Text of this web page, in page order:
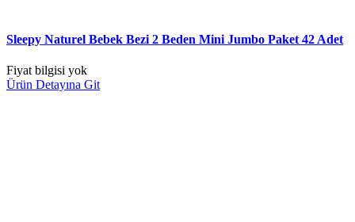
Sleepy Naturel Bebek Bezi 2 Beden Mini Jumbo Paket 42 Adet
Fiyat bilgisi yok
Ürün Detayına Git